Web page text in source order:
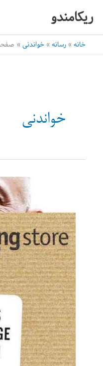
ریکامندو
خانه رسانه خواندنی
خواندنی